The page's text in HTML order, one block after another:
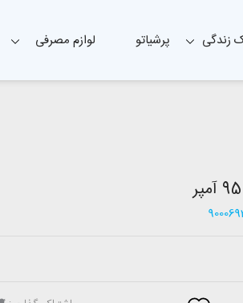
زندگی پرشیاتو لوازم مصرفی